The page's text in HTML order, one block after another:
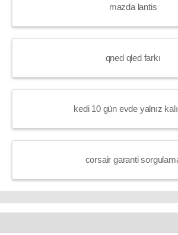
mazda lantis
qned qled farkı
kedi 10 gün evde yalnız
corsair garanti